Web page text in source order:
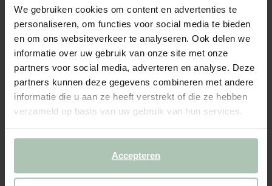
We gebruiken cookies om content en advertenties te
personaliseren, om functies voor social media te bieden
en om ons websiteverkeer te analyseren. Ook delen we
informatie over uw gebruik van onze site met onze
partners voor social media, adverteren en analyse. Deze
partners kunnen deze gegevens combineren met andere
informatie die u aan ze heeft verstrekt of die ze hebben
verzameld op basis van uw gebruik van hun services.
Accepteren
Countess serie van Sissy-Boy. De serie bestaat uit zeven
modulaire onderdelen, zodat je de bank precies kunt
samenstellen naar jouw wensen en de ruimte die je hebt. Door
de...Lees meer
Model: 3 zits chaise longue... (1x) + opties
2 Stof: Salvador Brown 15 + kleuropties
Levertijd: 8–12 weken